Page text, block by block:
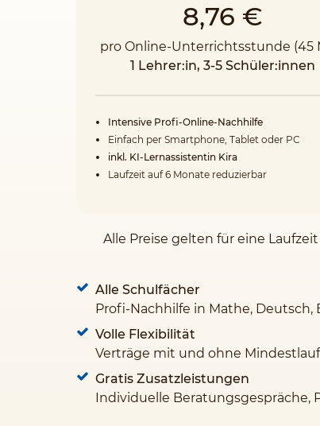
8,76 €
pro Online-Unterrichtsstunde (45
1 Lehrer:in, 3-5 Schüler:innen
Intensive Profi-Online-Nachhilfe
Einfach per Smartphone, Tablet oder PC
inkl. KI-Lernassistentin Kira
Laufzeit auf 6 Monate reduzierbar
Alle Preise gelten für eine
Alle Schulfächer
Profi-Nachhilfe in Mathe,
Volle Flexibilität
Verträge mit und ohne
Gratis Zusatzleistungen
Individuelle Beratungsgespräche,